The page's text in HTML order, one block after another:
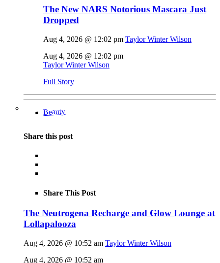
The New NARS Notorious Mascara Just
Dropped
Aug 4, 2026 @ 12:02 pm Taylor Winter Wilson
Aug 4, 2026 @ 12:02 pm
Taylor Winter Wilson
Full Story
Beauty
Share this post
Share This Post
The Neutrogena Recharge and Glow Lounge at
Lollapalooza
Aug 4, 2026 @ 10:52 am Taylor Winter Wilson
Aug 4, 2026 @ 10:52 am